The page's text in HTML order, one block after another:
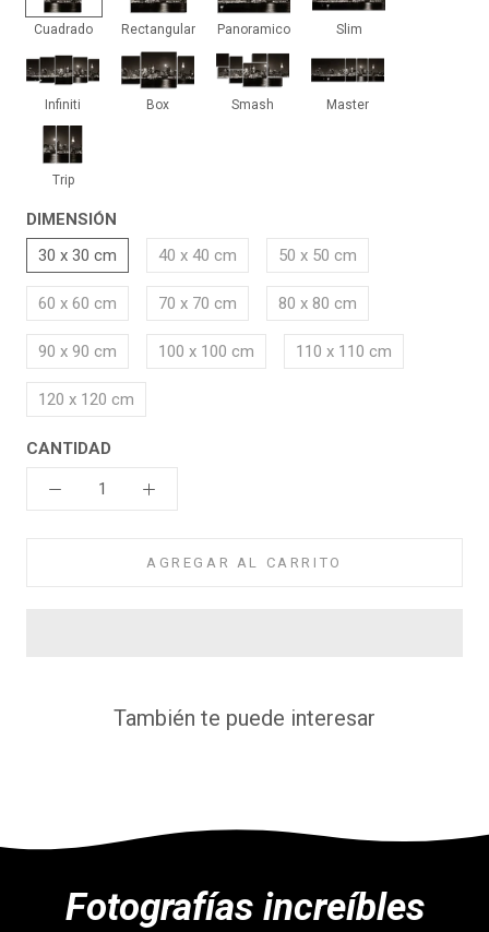
Cuadrado Rectangular Panoramico Slim
Infiniti
Infiniti
Box
Box
Smash
Smash
Master
Master
Trip
Trip
DIMENSIÓN
30 x 30 cm
40 x 40 cm 50 x 50 cm
60 x 60 cm 70 x 70 cm 80 x 80 cm
90 x 90 cm 100 x 100 cm 110 x 110 cm
120 x 120 cm
CANTIDAD
AGREGAR AL CARRITO
También te puede interesar
Fotografías increíbles